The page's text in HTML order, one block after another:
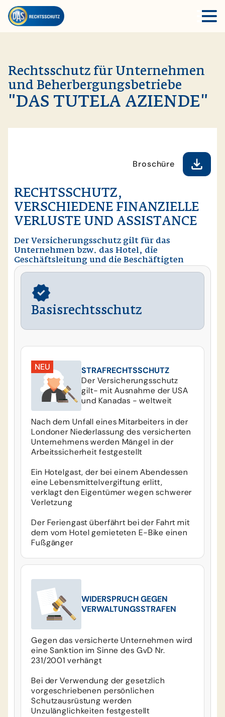
Rechtsschutz für Unternehmen
und Beherbergungsbetriebe
"DAS TUTELA AZIENDE"
Broschüre
RECHTSSCHUTZ,
VERSCHIEDENE FINANZIELLE
VERLUSTE UND ASSISTANCE
Der Versicherungsschutz gilt für das
Unternehmen bzw. das Hotel, die
Geschäftsleitung und die Beschäftigten
Basisrechtsschutz
NEU
STRAFRECHTSSCHUTZ
Der Versicherungsschutz
gilt- mit Ausnahme der USA
und Kanadas - weltweit
Nach dem Unfall eines Mitarbeiters in der
Londoner Niederlassung des versicherten
Unternehmens werden Mängel in der
Arbeitssicherheit festgestellt
Ein Hotelgast, der bei einem Abendessen
eine Lebensmittelvergiftung erlitt,
verklagt den Eigentümer wegen schwerer
Verletzung
Der Feriengast überfährt bei der Fahrt mit
dem vom Hotel gemieteten E-Bike einen
Fußgänger
WIDERSPRUCH GEGEN
VERWALTUNGSSTRAFEN
Gegen das versicherte Unternehmen wird
eine Sanktion im Sinne des GvD Nr.
231/2001 verhängt
Bei der Verwendung der gesetzlich
vorgeschriebenen persönlichen
Schutzausrüstung werden
Unzulänglichkeiten festgestellt